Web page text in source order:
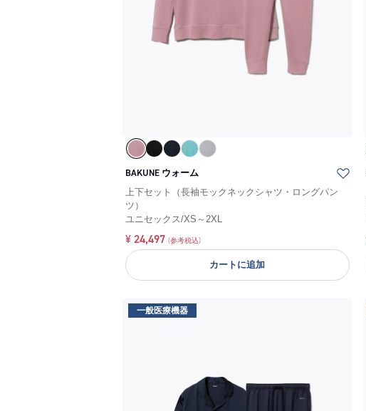
BAKUNE ウォーム
上下セット（長袖モックネックシャツ・ロングパン
ツ）
ユニセックス/XS～2XL
¥ 24,497 (参考税込)
カートに追加
一般医療機器